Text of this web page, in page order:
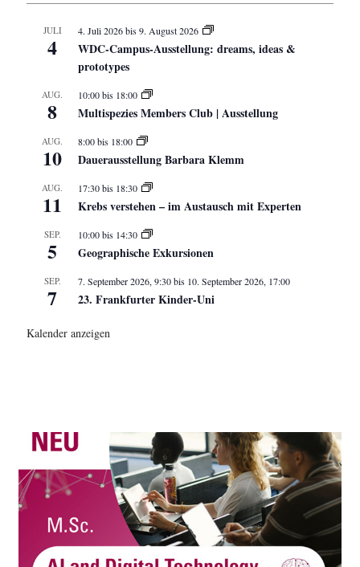
JULI
4
4. Juli 2026bis9. August 2026
WDC-Campus-Ausstellung: dreams, ideas &
prototypes
AUG.
8
10:00bis 18:00
Multispezies Members Club | Ausstellung
AUG.
10
8:00bis 18:00
Dauerausstellung Barbara Klemm
AUG.
11
17:30bis 18:30
Krebs verstehen – im Austausch mit Experten
SEP.
5
10:00bis 14:30
Geographische Exkursionen
SEP.
7
7. September 2026, 9:30bis 10. September 2026, 17:00
23. Frankfurter Kinder-Uni
Kalender anzeigen